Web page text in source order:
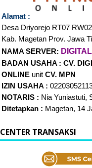
Alamat :
Desa Driyorejo RT07
Kab. Magetan Prov. Jawa
NAMA SERVER:
BADAN USAHA : CV.
ONLINE unit CV. MPN
IZIN USAHA :
NOTARIS : Nia Yuniastuti,
Ditetapkan : Magetan, 14
CENTER TRANSAKSI